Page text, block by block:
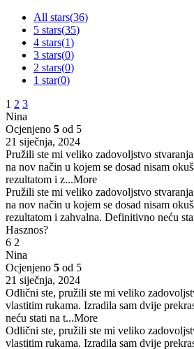
All stars(36)
5 stars(35)
4 stars(1)
3 stars(0)
2 stars(0)
1 star(0)
1 2 3
Nina
Ocjenjeno 5 od 5
21 siječnja, 2024
Pružili ste mi veliko zadovoljstvo
na nov način u kojem se dosad nisam
rezultatom i z...More
Pružili ste mi veliko zadovoljstvo
na nov način u kojem se dosad nisam
rezultatom i zahvalna. Definitivno neću
Hasznos?
6 2
Nina
Ocjenjeno 5 od 5
21 siječnja, 2024
Odlični ste, pružili ste mi veliko
vlastitim rukama. Izradila sam dvije
neću stati na t...More
Odlični ste, pružili ste mi veliko
vlastitim rukama. Izradila sam dvije